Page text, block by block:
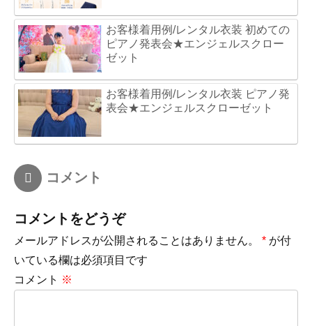
お客様着用例/レンタル衣装 初めての
ピアノ発表会★エンジェルスクロー
ゼット
お客様着用例/レンタル衣装 ピアノ発
表会★エンジェルスクローゼット
コメント
コメントをどうぞ
メールアドレスが公開されることはありません。 * が付
いている欄は必須項目です
コメント ※